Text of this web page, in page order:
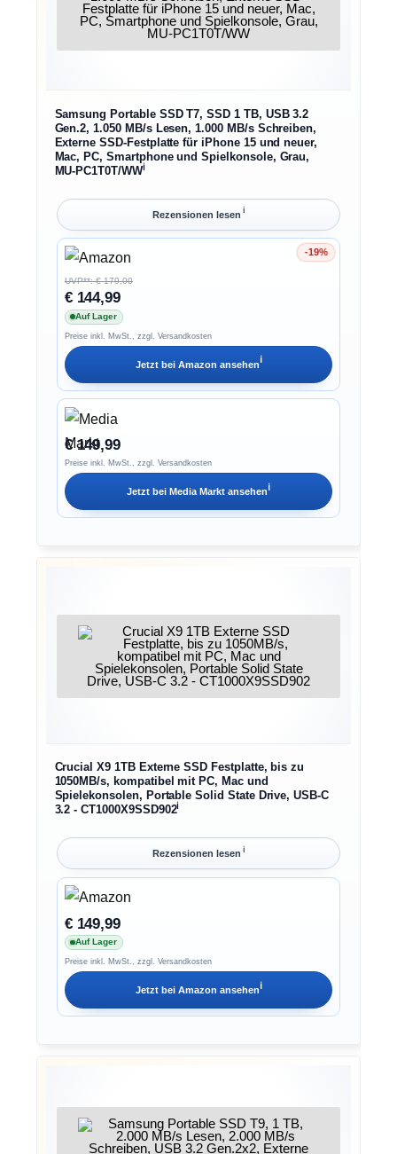
Samsung Portable SSD T7, SSD 1 TB, USB 3.2
Gen.2, 1.050 MB/s Lesen, 1.000 MB/s Schreiben,
Externe SSD-Festplatte für iPhone 15 und neuer,
Mac, PC, Smartphone und Spielkonsole, Grau,
MU-PC1T0T/WWℹ︎
Rezensionen lesen ℹ︎
-19%
Ersparnis 19%
UVP**: € 179,00
€ 144,99
Auf Lager
Preise inkl. MwSt., zzgl. Versandkosten
Jetzt bei Amazon ansehenℹ︎
€ 149,99
Preise inkl. MwSt., zzgl. Versandkosten
Jetzt bei Media Markt ansehenℹ︎
Crucial X9 1TB Externe SSD Festplatte, bis zu
1050MB/s, kompatibel mit PC, Mac und
Spielekonsolen, Portable Solid State Drive, USB-C
3.2 - CT1000X9SSD902ℹ︎
Rezensionen lesen ℹ︎
€ 149,99
Auf Lager
Preise inkl. MwSt., zzgl. Versandkosten
Jetzt bei Amazon ansehenℹ︎